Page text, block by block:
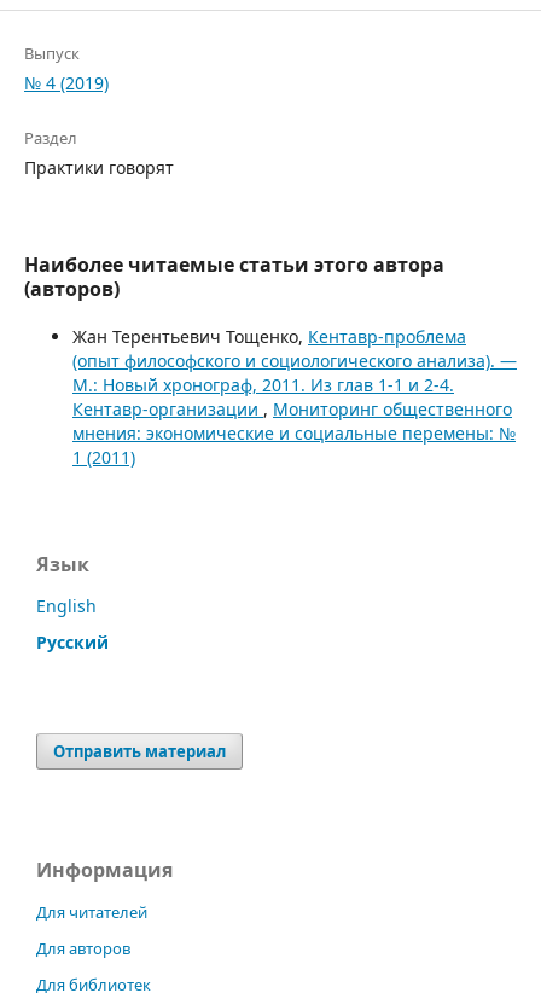
Выпуск
№ 4 (2019)
Раздел
Практики говорят
Наиболее читаемые статьи этого автора
(авторов)
Жан Терентьевич Тощенко, Кентавр-проблема
(опыт философского и социологического анализа). —
М.: Новый хронограф, 2011. Из глав 1-1 и 2-4.
Кентавр-организации , Мониторинг общественного
мнения: экономические и социальные перемены: №
1 (2011)
Язык
English
Русский
Отправить материал
Информация
Для читателей
Для авторов
Для библиотек